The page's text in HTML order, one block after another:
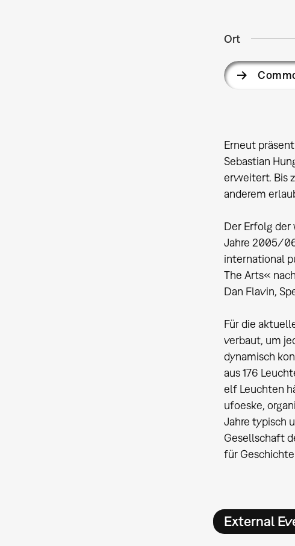
Ort
Erneut
Sebastian
erweitert. Bis
anderem
Der Erfolg
Jahre 2005/
international
The Arts«
Dan Flavin,
Für die
verbaut, um
dynamisch
aus 176
elf Leuchten
ufoeske,
Jahre typisch
Gesellschaft
für
External